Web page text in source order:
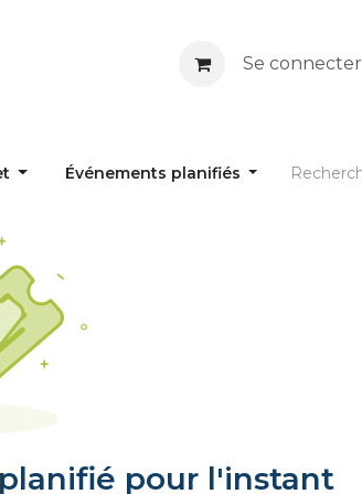
Se connecter
Événements planifiés
pour l'instant